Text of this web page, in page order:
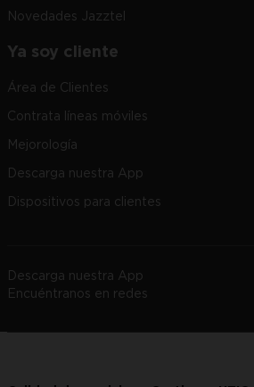
Novedades Jazztel
Ya soy cliente
Área de Clientes
Contrata líneas móviles
Mejorología
Descarga nuestra App
Dispositivos para clientes
Descarga nuestra App
Encuéntranos en redes